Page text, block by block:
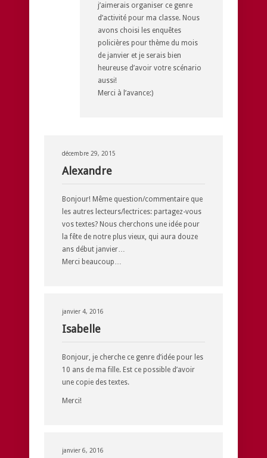
j’aimerais organiser ce genre
d’activité pour ma classe. Nous
avons choisi les enquêtes
policières pour thème du mois
de janvier et je serais bien
heureuse d’avoir votre scénario
aussi!
Merci à l’avance:)
décembre 29, 2015
Alexandre
Bonjour! Même question/commentaire que
les autres lecteurs/lectrices: partagez-vous
vos textes? Nous cherchons une idée pour
la fête de notre plus vieux, qui aura douze
ans début janvier…
Merci beaucoup…
janvier 4, 2016
Isabelle
Bonjour, je cherche ce genre d’idée pour les
10 ans de ma fille. Est ce possible d’avoir
une copie des textes.
Merci!
janvier 6, 2016